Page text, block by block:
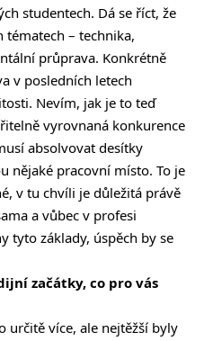
studentech. Dá se říct, že
tématech – technika,
průprava. Konkrétně
v posledních letech
Nevím, jak je to teď
vyrovnaná konkurence
absolvovat desítky
nějaké pracovní místo. To je
v tu chvíli je důležitá právě
a vůbec v profesi
tyto základy, úspěch by se
začátky, co pro vás
určitě více, ale nejtěžší byly